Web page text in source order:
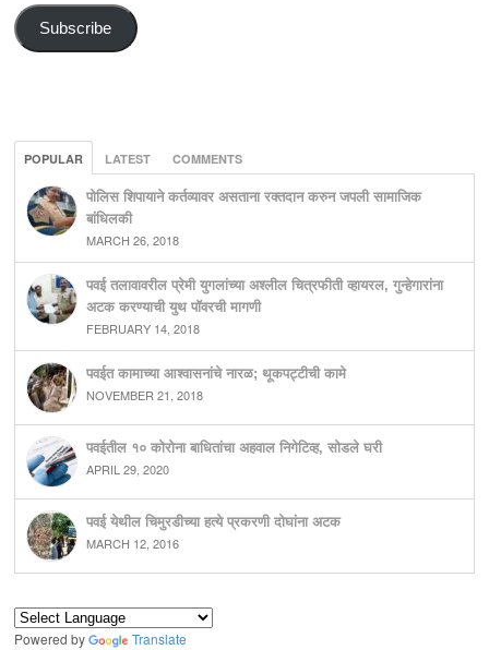
Subscribe
POPULAR LATEST COMMENTS
पोलिस शिपायाने कर्तव्यावर असताना रक्तदान करुन जपली सामाजिक
बांधिलकी
MARCH 26, 2018
पवई तलावावरील प्रेमी युगलांच्या अश्लील चित्रफीती व्हायरल, गुन्हेगारांना
अटक करण्याची युथ पॉवरची मागणी
FEBRUARY 14, 2018
पवईत कामाच्या आश्वासनांचे नारळ; थूकपट्टीची कामे
NOVEMBER 21, 2018
पवईतील १० कोरोना बाधितांचा अहवाल निगेटिव्ह, सोडले घरी
APRIL 29, 2020
पवई येथील चिमुरडीच्या हत्ये प्रकरणी दोघांना अटक
MARCH 12, 2016
Powered by Translate